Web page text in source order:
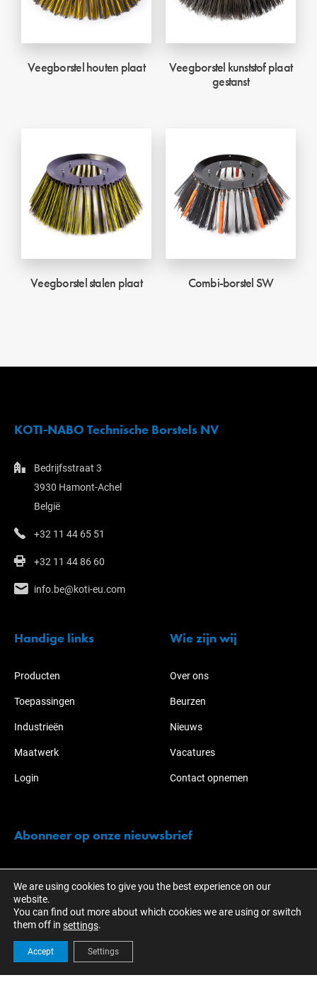
Veegborstel houten plaat
Veegborstel kunststof plaat
gestanst
Veegborstel stalen plaat Combi-borstel SW
KOTI-NABO Technische Borstels NV
Bedrijfsstraat 3
3930 Hamont-Achel
België
+32 11 44 65 51
+32 11 44 86 60
info.be@koti-eu.com
Handige links
Producten
Toepassingen
Industrieën
Maatwerk
Login
Wie zijn wij
Over ons
Beurzen
Nieuws
Vacatures
Contact opnemen
Abonneer op onze nieuwsbrief
NABO.
We are using cookies to give you the best experience on our
website.
You can find out more about which cookies we are using or switch
them off in settings.
Accept Settings